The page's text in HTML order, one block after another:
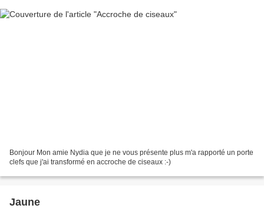
Bonjour Mon amie Nydia que je ne vous présente plus m'a rapporté un porte
clefs que j'ai transformé en accroche de ciseaux :-)
Jaune